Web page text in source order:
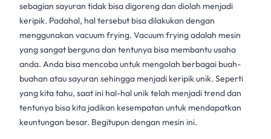
sebagian sayuran tidak bisa digoreng dan diolah menjadi
keripik. Padahal, hal tersebut bisa dilakukan dengan
menggunakan vacuum frying. Vacuum frying adalah mesin
yang sangat berguna dan tentunya bisa membantu usaha
anda. Anda bisa mencoba untuk mengolah berbagai buah-
buahan atau sayuran sehingga menjadi keripik unik. Seperti
yang kita tahu, saat ini hal-hal unik telah menjadi trend dan
tentunya bisa kita jadikan kesempatan untuk mendapatkan
keuntungan besar. Begitupun dengan mesin ini.